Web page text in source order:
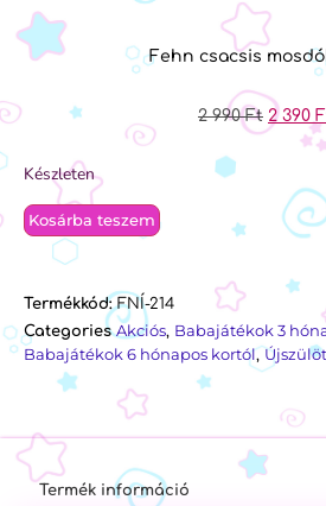
Fehn csacsis
2 990Ft 2 390
Készleten
Kosárba teszem
Termékkód:FNÍ-214
Categories Akciós, Babajátékok 3
Babajátékok 6 hónapos kortól,
Termék információ